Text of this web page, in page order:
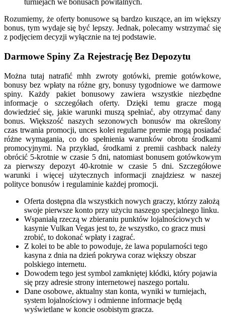
turniejach we bonusach powitalnych.
Rozumiemy, że oferty bonusowe są bardzo kuszące, an im większy
bonus, tym wydaje się być lepszy. Jednak, polecamy wstrzymać się
z podjęciem decyzji wyłącznie na tej podstawie.
Darmowe Spiny Za Rejestrację Bez Depozytu
Można tutaj natrafić mhh zwroty gotówki, premie gotówkowe,
bonusy bez wpłaty na różne gry, bonusy tygodniowe we darmowe
spiny. Każdy pakiet bonusowy zawiera wszystkie niezbędne
informacje o szczegółach oferty. Dzięki temu gracze mogą
dowiedzieć się, jakie warunki muszą spełniać, aby otrzymać dany
bonus. Większość naszych sezonowych bonusów ma określony
czas trwania promocji, unces kolei regularne premie mogą posiadać
różne wymagania, co do spełnienia warunków obrotu środkami
promocyjnymi. Na przykład, środkami z premii cashback należy
obrócić 5-krotnie w czasie 5 dni, natomiast bonusem gotówkowym
za pierwszy depozyt 40-krotnie w czasie 5 dni. Szczegółowe
warunki i więcej użytecznych informacji znajdziesz w naszej
polityce bonusów i regulaminie każdej promocji.
Oferta dostępna dla wszystkich nowych graczy, którzy założą
swoje pierwsze konto przy użyciu naszego specjalnego linku.
Wspaniałą rzeczą w zbieraniu punktów lojalnościowych w
kasynie Vulkan Vegas jest to, że wszystko, co gracz musi
zrobić, to dokonać wpłaty i zagrać.
Z kolei to be able to powoduje, że lawa popularności tego
kasyna z dnia na dzień pokrywa coraz większy obszar
polskiego internetu.
Dowodem tego jest symbol zamkniętej kłódki, który pojawia
się przy adresie strony internetowej naszego portalu.
Dane osobowe, aktualny stan konta, wyniki w turniejach,
system lojalnościowy i odmienne informacje będą
wyświetlane w koncie osobistym gracza.